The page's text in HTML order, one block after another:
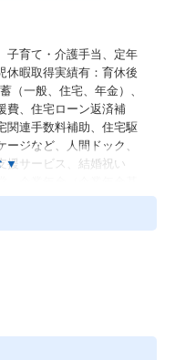
子育て・介護手当、定年
休暇取得実績有：育休後
（一般、住宅、年金）、
費、住宅ローン返済補
関連手数料補助、住宅駆
ジなど、人間ドック、
援サービス、結婚祝い
人年金、遺児育英基金)